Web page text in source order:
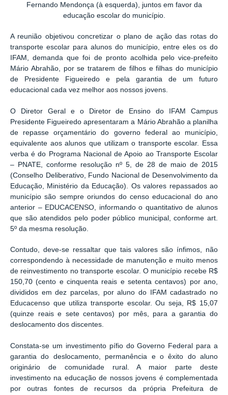
Fernando Mendonça (à esquerda), juntos em favor da
educação escolar do município.
A reunião objetivou concretizar o plano de ação das rotas do
transporte escolar para alunos do município, entre eles os do
IFAM, demanda que foi de pronto acolhida pelo vice-prefeito
Mário Abrahão, por se tratarem de filhos e filhas do município
de Presidente Figueiredo e pela garantia de um futuro
educacional cada vez melhor aos nossos jovens.
O Diretor Geral e o Diretor de Ensino do IFAM Campus
Presidente Figueiredo apresentaram a Mário Abrahão a planilha
de repasse orçamentário do governo federal ao município,
equivalente aos alunos que utilizam o transporte escolar. Essa
verba é do Programa Nacional de Apoio ao Transporte Escolar
– PNATE, conforme resolução nº 5, de 28 de maio de 2015
(Conselho Deliberativo, Fundo Nacional de Desenvolvimento da
Educação, Ministério da Educação). Os valores repassados ao
município são sempre oriundos do censo educacional do ano
anterior – EDUCACENSO, informando o quantitativo de alunos
que são atendidos pelo poder público municipal, conforme art.
5º da mesma resolução.
Contudo, deve-se ressaltar que tais valores são ínfimos, não
correspondendo à necessidade de manutenção e muito menos
de reinvestimento no transporte escolar. O município recebe R$
150,70 (cento e cinquenta reais e setenta centavos) por ano,
divididos em dez parcelas, por aluno do IFAM cadastrado no
Educacenso que utiliza transporte escolar. Ou seja, R$ 15,07
(quinze reais e sete centavos) por mês, para a garantia do
deslocamento dos discentes.
Constata-se um investimento pífio do Governo Federal para a
garantia do deslocamento, permanência e o êxito do aluno
originário de comunidade rural. A maior parte deste
investimento na educação de nossos jovens é complementada
por outras fontes de recursos da própria Prefeitura de